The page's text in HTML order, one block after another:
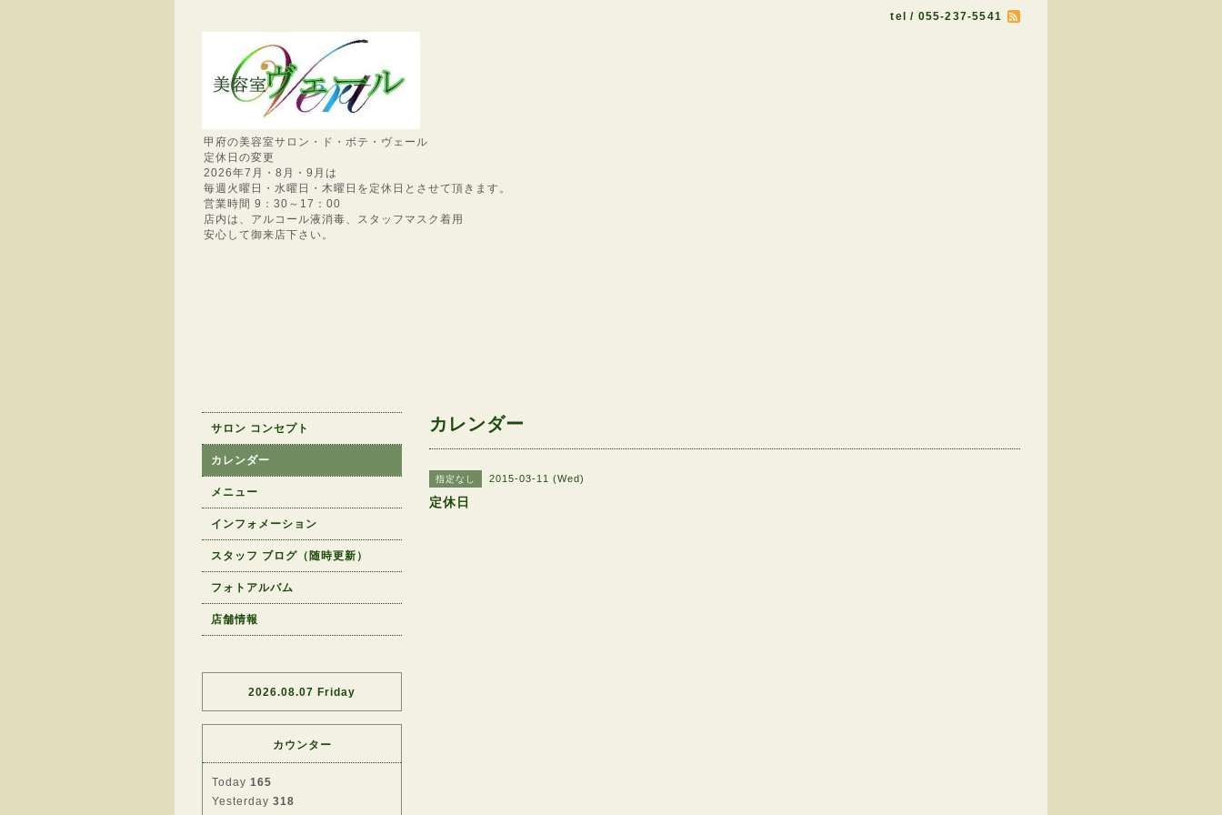
tel / 055-237-5541
甲府の美容室サロン・ド・ボテ・ヴェール
定休日の変更
2026年7月・8月・9月は
毎週火曜日・水曜日・木曜日を定休日とさせて頂きます。
営業時間 9：30～17：00
店内は、アルコール液消毒、スタッフマスク着用
安心して御来店下さい。
カレンダー
指定なし 2015-03-11 (Wed)
定休日
サロン コンセプト
カレンダー
メニュー
インフォメーション
スタッフ ブログ（随時更新）
フォトアルバム
店舗情報
2026.08.07 Friday
カウンター
Today 165
Yesterday 318